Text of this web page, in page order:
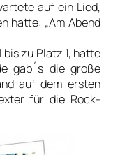
auf ein Lied,
hatte: „Am Abend
zu Platz 1, hatte
gab´s die große
auf dem ersten
für die Rock-